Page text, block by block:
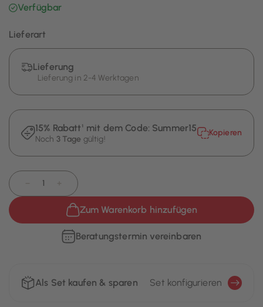
Verfügbar
Lieferart
Lieferung
Lieferung in 2-4 Werktagen
15% Rabatt¹ mit dem Code: Summer15
Noch 3 Tage gültig!
Kopieren
Zum Warenkorb hinzufügen
Beratungstermin vereinbaren
Als Set kaufen & sparen Set konfigurieren